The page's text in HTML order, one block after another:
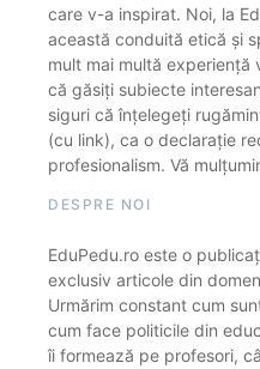
care v-a inspirat. Noi, la
această conduită etică și
mult mai multă experiență
că găsiți subiecte
siguri că înțelegeți
(cu link), ca o declarație
profesionalism. Vă
DESPRE NOI
EduPedu.ro este o
exclusiv articole din
Urmărim constant cum
cum face politicile din
îi formează pe profesori,